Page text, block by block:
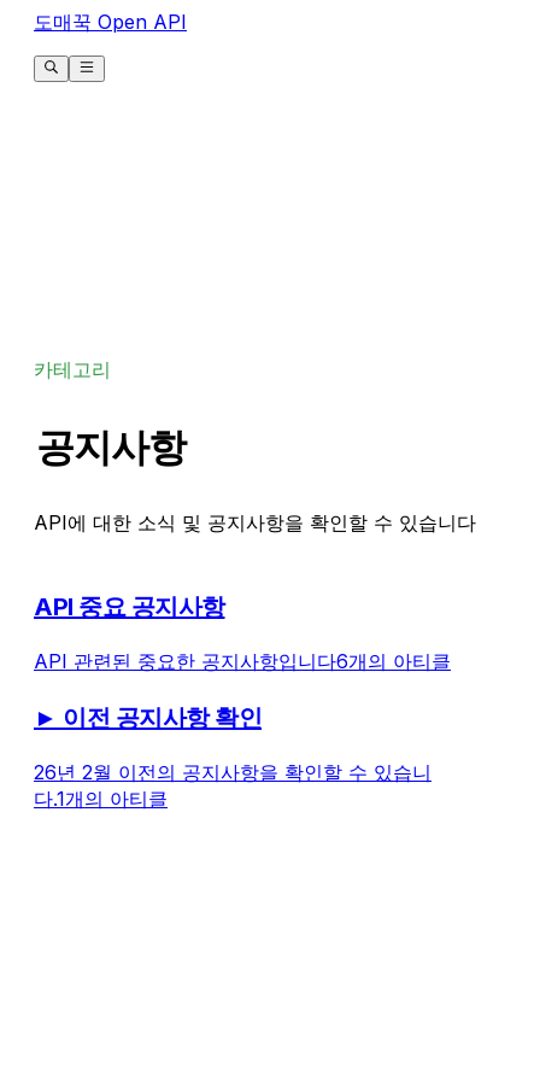
도매꾹 Open API
카테고리
공지사항
API에 대한 소식 및 공지사항을 확인할 수 있습니다
API 중요 공지사항
API 관련된 중요한 공지사항입니다6개의 아티클
► 이전 공지사항 확인
26년 2월 이전의 공지사항을 확인할 수 있습니
다.1개의 아티클